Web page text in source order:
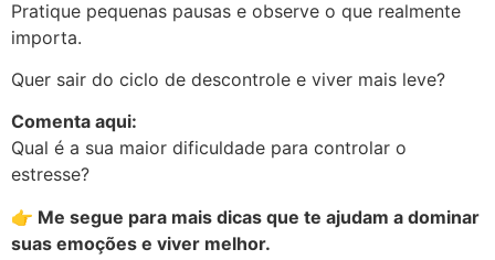
Pratique pequenas pausas e observe o que realmente
importa.
Quer sair do ciclo de descontrole e viver mais leve?
Comenta aqui:
Qual é a sua maior dificuldade para controlar o
estresse?
👉 Me segue para mais dicas que te ajudam a dominar
suas emoções e viver melhor.